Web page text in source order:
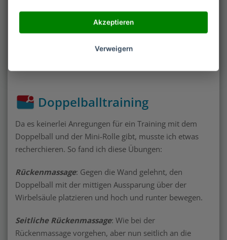
Brustmassage
: Der Ball wird zwischen Brust und Wand
gesetzt und dann wie bei der Rückenmassage
Doppelballtraining
Da es keinerlei Anregungen für ein Training mit dem
Doppelball und der Mini-Rolle gibt, musste ich etwas
recherchieren. So fand ich diese Übungen:
Rückenmassage: Gegen die Wand gelehnt, den
Doppelball mit der mittigen Aussparung über der
Wirbelsäule platzieren und hoch und runter bewegen.
Seitliche Rückenmassage: Wie bei der
Rückenmassage vorgehen, aber nun seitlich an die
Akzeptieren
Verweigern